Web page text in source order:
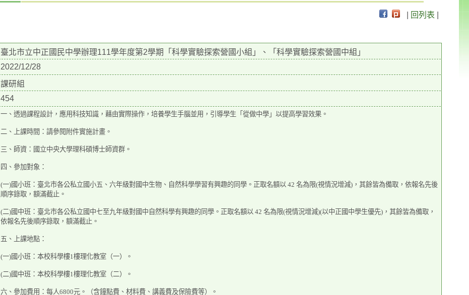
回列表
臺北市立中正國民中學辦理111學年度第2學期「科學實驗探索營國小組」、「科學實驗探索營國中組」
2022/12/28
課研組
454
一、透過課程設計，應用科技知識，藉由實際操作，培養學生手腦並用，引導學生「從做中學」以提高學習效果。
二、上課時間：請參閱附件實施計畫。
三、師資：國立中央大學理科碩博士師資群。
四、參加對象：
(一)國小班：臺北市各公私立國小五、六年級對國中生物、自然科學學習有興趣的同學。正取名額以 42 名為限(視情況增減)，其餘皆為備取，依報名先後
順序錄取，額滿截止。
(二)國中班：臺北市各公私立國中七至九年級對國中自然科學有興趣的同學。正取名額以 42 名為限(視情況增減)(以中正國中學生優先)，其餘皆為備取，
依報名先後順序錄取，額滿截止。
五、上課地點：
(一)國小班：本校科學樓1樓理化教室（一）。
(二)國中班：本校科學樓1樓理化教室（二）。
六、參加費用：每人6800元。（含鐘點費、材料費、講義費及保險費等）。